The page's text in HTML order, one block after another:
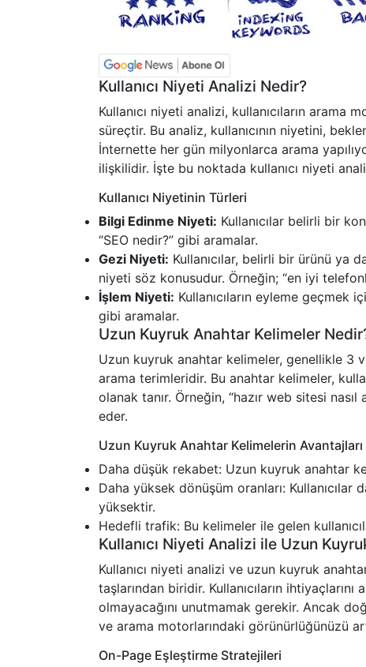
Kullanıcı Niyeti Analizi Nedir?
Kullanıcı niyeti analizi, kullanıcıların arama
süreçtir. Bu analiz, kullanıcının niyetini,
İnternette her gün milyonlarca arama
ilişkilidir. İşte bu noktada kullanıcı niyeti
Kullanıcı Niyetinin Türleri
Bilgi Edinme Niyeti: Kullanıcılar belirli bir
“SEO nedir?” gibi aramalar.
Gezi Niyeti: Kullanıcılar, belirli bir ürünü ya
niyeti söz konusudur. Örneğin; “en iyi
İşlem Niyeti: Kullanıcıların eyleme geçmek
gibi aramalar.
Uzun Kuyruk Anahtar Kelimeler
Uzun kuyruk anahtar kelimeler, genellikle 3
arama terimleridir. Bu anahtar kelimeler,
olanak tanır. Örneğin, “hazır web sitesi
eder.
Uzun Kuyruk Anahtar Kelimelerin Avantajları
Daha düşük rekabet: Uzun kuyruk anahtar
Daha yüksek dönüşüm oranları:
yüksektir.
Hedefli trafik: Bu kelimeler ile gelen
Kullanıcı Niyeti Analizi ile Uzun
Kullanıcı niyeti analizi ve uzun kuyruk
taşlarından biridir. Kullanıcıların
olmayacağını unutmamak gerekir. Ancak
ve arama motorlarındaki görünürlüğünüzü
On-Page Eşleştirme Stratejileri